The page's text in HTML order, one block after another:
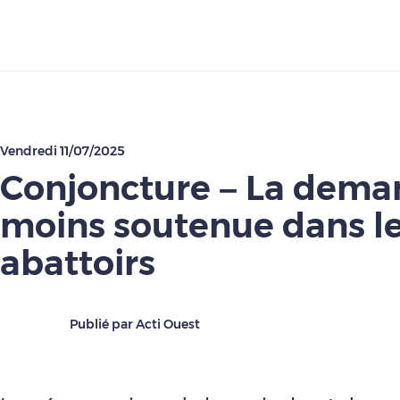
Vendredi 11/07/2025
Conjoncture – La
moins soutenue dans
abattoirs
Publié par Acti Ouest